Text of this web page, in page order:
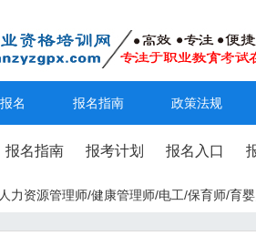
名 报名指南 政策法规
报名指南 报考计划 报名入口
力资源管理师/健康管理师/电工/保育师/育